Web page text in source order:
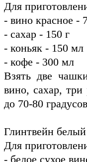
Для
- вино красное -
- сахар - 150 г
- коньяк - 150 мл
- кофе - 300 мл
Взять две
вино, сахар,
до 70-80
Глинтвейн белый
Для
- белое сухое